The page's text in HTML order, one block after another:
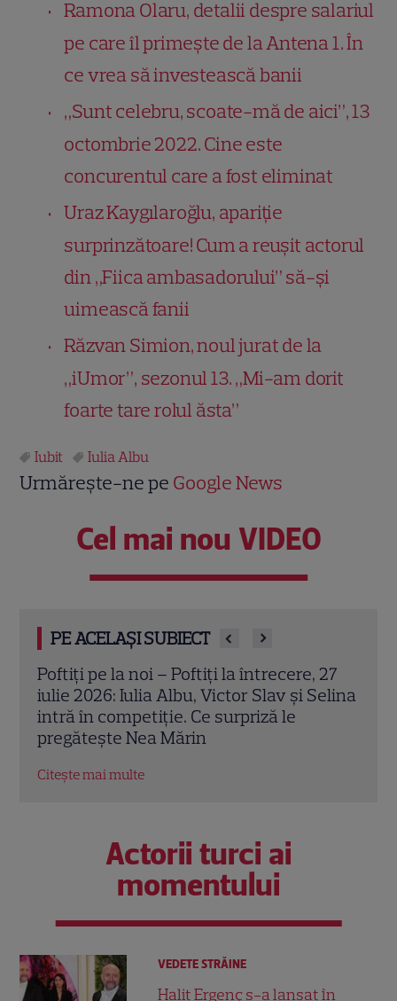
Ramona Olaru, detalii despre salariul
pe care îl primește de la Antena 1. În
ce vrea să investească banii
„Sunt celebru, scoate-mă de aici”, 13
octombrie 2022. Cine este
concurentul care a fost eliminat
Uraz Kaygılaroğlu, apariție
surprinzătoare! Cum a reușit actorul
din „Fiica ambasadorului” să-și
uimească fanii
Răzvan Simion, noul jurat de la
„iUmor”, sezonul 13. „Mi-am dorit
foarte tare rolul ăsta”
Iubit Iulia Albu
Urmărește-ne pe Google News
Cel mai nou VIDEO
PE ACELAȘI SUBIECT
Iulia Albu a ajuns pe mâinile medicului
estetician. Cum arată după ce și-a făcut
un lifting profund
Citește mai multe
Actorii turci ai
momentului
VEDETE STRĂINE
Halit Ergenç s-a lansat în